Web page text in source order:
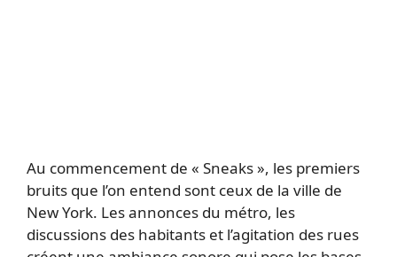
Au commencement de « Sneaks », les premiers
bruits que l’on entend sont ceux de la ville de
New York. Les annonces du métro, les
discussions des habitants et l’agitation des rues